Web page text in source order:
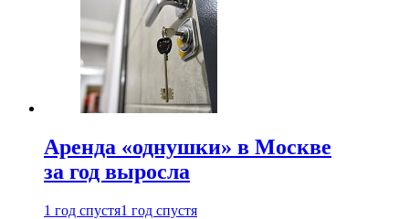
Аренда «однушки» в Москве
за год выросла
1 год спустя1 год спустя